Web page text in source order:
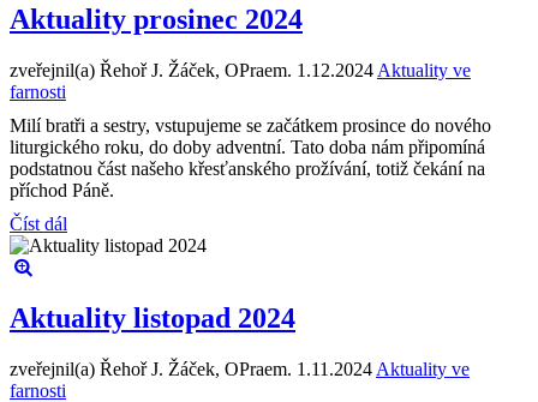
Aktuality prosinec 2024
zveřejnil(a) Řehoř J. Žáček, OPraem. 1.12.2024 Aktuality ve
farnosti
Milí bratři a sestry, vstupujeme se začátkem prosince do nového
liturgického roku, do doby adventní. Tato doba nám připomíná
podstatnou část našeho křesťanského prožívání, totiž čekání na
příchod Páně.
Číst dál
Aktuality listopad 2024
zveřejnil(a) Řehoř J. Žáček, OPraem. 1.11.2024 Aktuality ve
farnosti